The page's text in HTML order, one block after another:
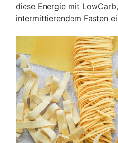
diese Energie mit
intermittierendem Fasten